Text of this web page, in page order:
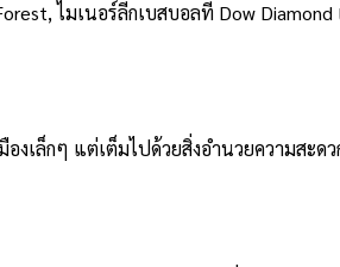
ไมเนอร์ลีกเบสบอลที่ Dow
งเล็กๆ แต่เต็มไปด้วยสิ่งอำนวยความสะดว